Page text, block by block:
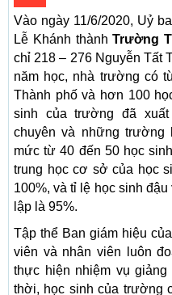
Vào ngày 11/6/2020, Uỷ
Lễ Khánh thànhTrường
chỉ 218 – 276 Nguyễn Tất
năm học, nhà trường có
Thành phố và hơn 100
sinh của trường đã
chuyên và những trường
mức từ 40 đến 50 học
trung học cơ sở của học
100%, và tỉ lệ học sinh
lập là 95%.
Tập thể Ban giám hiệu
viên và nhân viên luôn
thực hiện nhiệm vụ
thời, học sinh của trường